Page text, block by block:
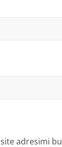
site adresimi bu